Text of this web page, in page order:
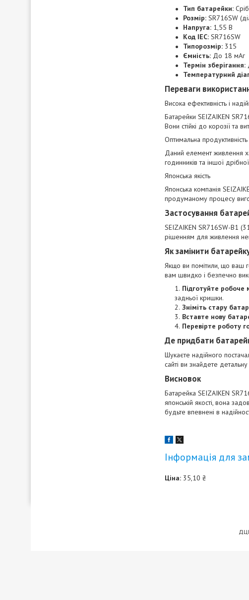
Тип батарейки:
Розмір: SR716SW
Напруга: 1,55 В
Код IEC: SR716SW
Типорозмір: 315
Ємність: До 18 мАг
Термін зберігання:
Температурний
Переваги
Висока ефективність і
Батарейки SEIZAIKEN
Вони стійкі до корозії та
Оптимальна продуктивність
Даний елемент живлення
годинників та іншої
Японська якість
Японська компанія
продуманому процесу
Застосування
SEIZAIKEN SR716SW-B1
рішенням для живлення
Як замінити
Якщо ви помітили, що ваш
вам швидко і безпечно
Підготуйте робоче
задньої кришки.
Зніміть стару
Вставте нову
Перевірте роботу
Де придбати
Шукаєте надійного
сайті ви знайдете
Висновок
Батарейка SEIZAIKEN
японській якості, вона
будьте впевнені в
Інформація для
Ціна: 35,10 ₴